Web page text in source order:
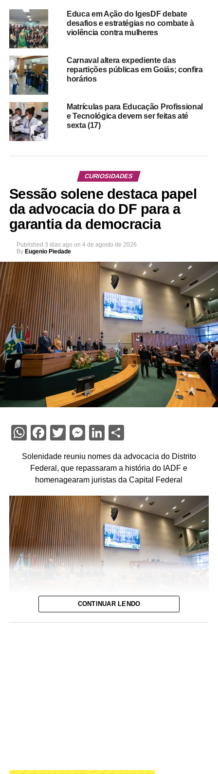
Educa em Ação do IgesDF debate
desafios e estratégias no combate à
violência contra mulheres
Carnaval altera expediente das
repartições públicas em Goiás; confira
horários
Matrículas para Educação Profissional
e Tecnológica devem ser feitas até
sexta (17)
CURIOSIDADES
Sessão solene destaca papel
da advocacia do DF para a
garantia da democracia
Published 3 dias ago on 4 de agosto de 2026
By Eugenio Piedade
WhatsApp
Facebook
TwitterMessenger
LinkedIn
Solenidade reuniu nomes da advocacia do Distrito
Federal, que repassaram a história do IADF e
homenagearam juristas da Capital Federal
CONTINUAR LENDO